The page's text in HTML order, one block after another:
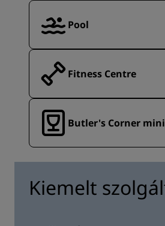
Pool
Fitness Centre
Butler's Corner
Kiemelt